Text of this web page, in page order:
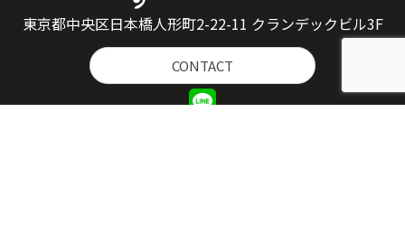
東京都中央区日本橋人形町2-22-11 クランデックビル3F
CONTACT